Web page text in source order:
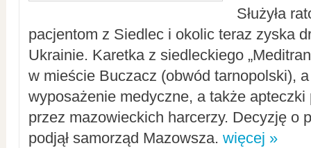
Służyła
pacjentom z Siedlec i okolic teraz zyska
Ukrainie. Karetka z siedleckiego
w mieście Buczacz (obwód tarnopolski),
wyposażenie medyczne, a także apteczki
przez mazowieckich harcerzy. Decyzję o
podjął samorząd Mazowsza. więcej »